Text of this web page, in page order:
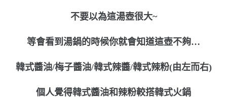
不要以為這湯壺很大~
等會看到湯鍋的時候你就會知道這壺不夠…
韓式醬油/梅子醬油/韓式辣醬/韓式辣粉(由左而右)
個人覺得韓式醬油和辣粉較搭韓式火鍋